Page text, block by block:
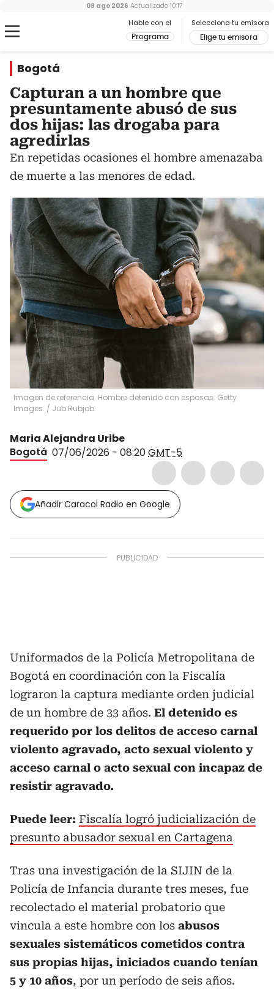
Hable con el
Programa
Selecciona tu emisora
Elige tu emisora
09 ago 2026 Actualizado 10:17
Bogotá
Capturan a un hombre que
presuntamente abusó de sus
dos hijas: las drogaba para
agredirlas
En repetidas ocasiones el hombre amenazaba
de muerte a las menores de edad.
Imagen de referencia. Hombre detenido con esposas: Getty
Images. / Jub Rubjob
Maria Alejandra Uribe
Bogotá 07/06/2026 - 08:20GMT-5
Añadir Caracol Radio en Google
Uniformados de la Policía Metropolitana de
Bogotá en coordinación con la Fiscalía
lograron la captura mediante orden judicial
de un hombre de 33 años. El detenido es
requerido por los delitos de acceso carnal
violento agravado, acto sexual violento y
acceso carnal o acto sexual con incapaz de
resistir agravado.
Puede leer: Fiscalía logró judicialización de
presunto abusador sexual en Cartagena
Tras una investigación de la SIJIN de la
Policía de Infancia durante tres meses, fue
recolectado el material probatorio que
vincula a este hombre con los abusos
sexuales sistemáticos cometidos contra
sus propias hijas, iniciados cuando tenían
5 y 10 años, por un período de seis años.